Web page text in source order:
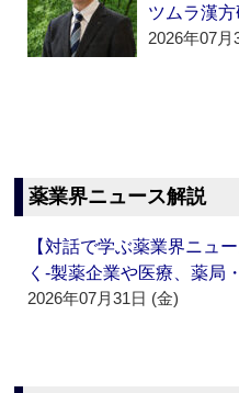
ツムラ漢
2026年07月
薬業界ニュース解説
【対話で学ぶ薬業界ニュ
く‐製薬企業や医療、薬局
2026年07月31日 (金)